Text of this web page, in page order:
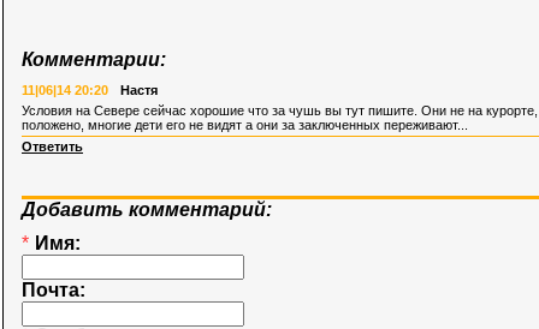
Комментарии:
11|06|14 20:20
Настя
Условия на Севере сейчас хорошие что за чушь вы тут пишите. Они не на
положено, многие дети его не видят а они за заключенных переживают...
Ответить
Добавить комментарий:
* Имя:
Почта: